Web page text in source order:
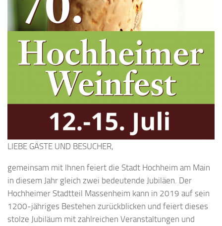
LIEBE GÄSTE UND BESUCHER,
gemeinsam mit Ihnen feiert die Stadt Hochheim am Main
in diesem Jahr gleich zwei bedeutende Jubiläen. Der
Hochheimer Stadtteil Massenheim kann in 2019 auf sein
1200-jähriges Bestehen zurückblicken und feiert dieses
stolze Jubiläum mit zahlreichen Veranstaltungen und